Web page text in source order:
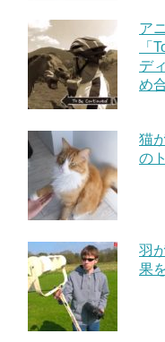
ア
「
デ
め
猫
の
羽
果